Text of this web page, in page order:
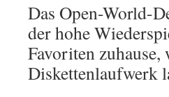
Das Open-World-
der hohe
Favoriten
Diskettenlaufwerk